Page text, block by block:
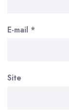
E-mail *
Site